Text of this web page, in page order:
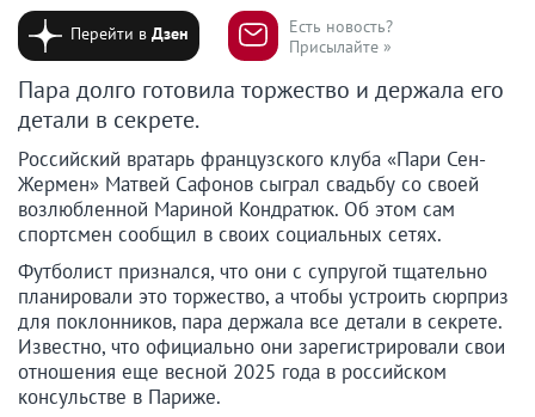
Перейти вДзен
Есть новость?
Присылайте »
Пара долго готовила торжество и держала его
детали в секрете.
Российский вратарь французского клуба «Пари Сен-
Жермен» Матвей Сафонов сыграл свадьбу со своей
возлюбленной Мариной Кондратюк. Об этом сам
спортсмен сообщил в своих социальных сетях.
Футболист признался, что они с супругой тщательно
планировали это торжество, а чтобы устроить сюрприз
для поклонников, пара держала все детали в секрете.
Известно, что официально они зарегистрировали свои
отношения еще весной 2025 года в российском
консульстве в Париже.